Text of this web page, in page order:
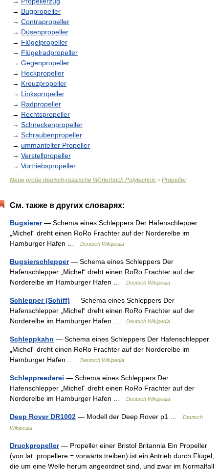
→ Bugpropeller
→ Contrapropeller
→ Düsenpropeller
→ Flügelpropeller
→ Flügelradpropeller
→ Gegenpropeller
→ Heckpropeller
→ Kreuzpropeller
→ Linkspropeller
→ Radpropeller
→ Rechtspropeller
→ Schneckenpropeller
→ Schraubenpropeller
→ ummantelter Propeller
→ Verstellpropeller
→ Vortriebspropeller
Neue große deutsch-russische Wörterbuch Polytechnic > Propeller
См. также в других словарях:
Bugsierer— Schema eines Schleppers Der Hafenschlepper
„Michel“ dreht einen RoRo Frachter auf der Norderelbe im
Hamburger Hafen …
Deutsch Wikipedia
Bugsierschlepper— Schema eines Schleppers Der
Hafenschlepper „Michel“ dreht einen RoRo Frachter auf der
Norderelbe im Hamburger Hafen …
Deutsch Wikipedia
Schlepper (Schiff) — Schema eines Schleppers Der
Hafenschlepper „Michel“ dreht einen RoRo Frachter auf der
Norderelbe im Hamburger Hafen …
Deutsch Wikipedia
Schleppkahn — Schema eines Schleppers Der Hafenschlepper
„Michel“ dreht einen RoRo Frachter auf der Norderelbe im
Hamburger Hafen …
Deutsch Wikipedia
Schleppreederei — Schema eines Schleppers Der
Hafenschlepper „Michel“ dreht einen RoRo Frachter auf der
Norderelbe im Hamburger Hafen …
Deutsch Wikipedia
Deep Rover DR1002 — Modell der Deep Rover p1 …
Deutsch
Wikipedia
Druckpropeller— Propeller einer Bristol Britannia Ein Propeller
(von lat. propellere = vorwärts treiben) ist ein Antrieb durch Flügel,
die um eine Welle herum angeordnet sind, und zwar im Normalfall